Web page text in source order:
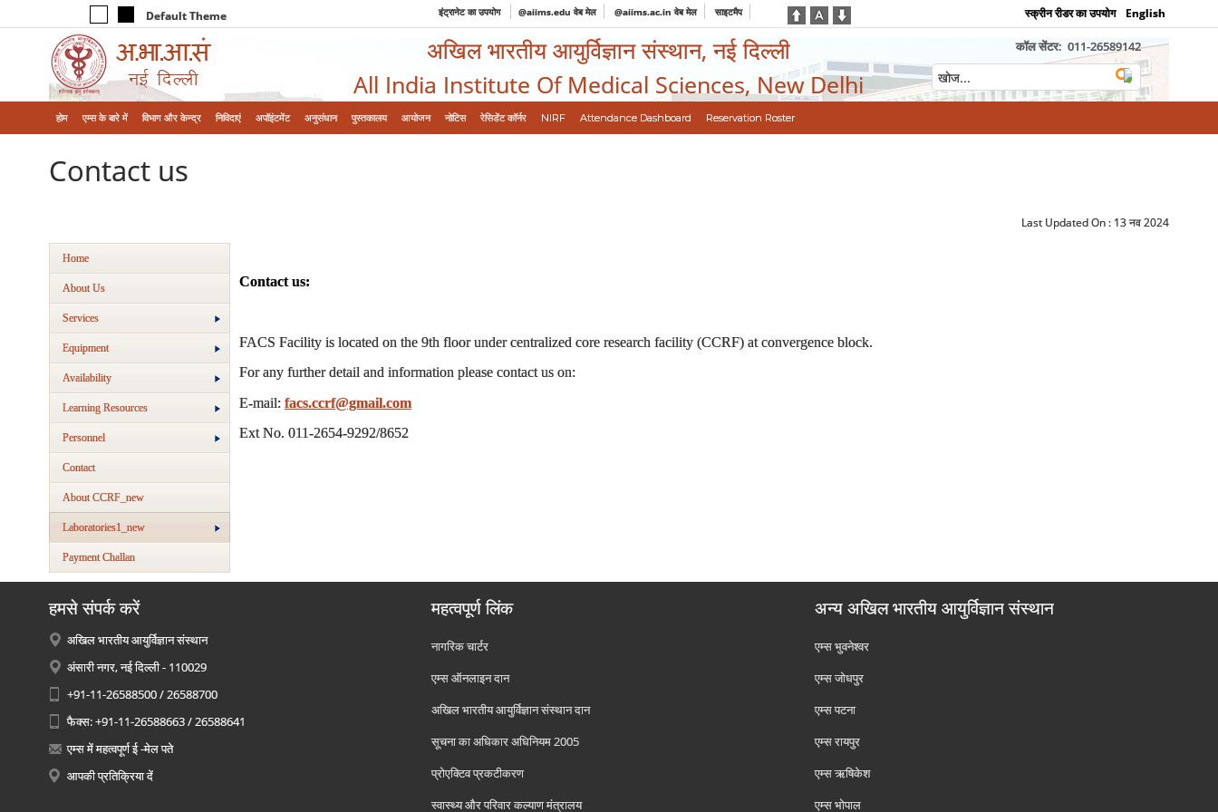
Default Theme इंट्रानेट का उपयोग @aiims.edu वेब मेल @aiims.ac.in वेब मेल साइटमैप स्क्रीन रीडर का उपयोग English
अखिल भारतीय आयुर्विज्ञान संस्थान, नई दिल्ली
All India Institute Of Medical Sciences, New Delhi
कॉल सेंटर: 011-26589142
होम एम्‍स के बारे में विभाग और केन्‍द्र निविदाएं अपॉइंटमेंट अनुसंधान पुस्तकालय आयोजन नोटिस रेसिडेंट कॉर्नर NIRF Attendance Dashboard Reservation Roster
Contact us
Last Updated On : 13 नव 2024
Home
About Us
Services
Equipment
Availability
Learning Resources
Personnel
Contact
About CCRF_new
Laboratories1_new
Payment Challan
Contact us:
FACS Facility is located on the 9th floor under centralized core research facility (CCRF) at convergence block.
For any further detail and information please contact us on:
E-mail: facs.ccrf@gmail.com
Ext No. 011-2654-9292/8652
हमसे संपर्क करें
अखिल भारतीय आयुर्विज्ञान संस्थान
अंसारी नगर, नई दिल्ली - 110029
+91-11-26588500 / 26588700
फैक्स: +91-11-26588663 / 26588641
एम्स में महत्वपूर्ण ई -मेल पते
आपकी प्रतिक्रिया दें
महत्वपूर्ण लिंक
नागरिक चार्टर
एम्स ऑनलाइन दान
अखिल भारतीय आयुर्विज्ञान संस्थान दान
सूचना का अधिकार अधिनियम 2005
प्रोएक्टिव प्रकटीकरण
स्वास्थ्य और परिवार कल्याण मंत्रालय
अन्य अखिल भारतीय आयुर्विज्ञान संस्थान
एम्‍स भुवनेश्वर
एम्‍स जोधपुर
एम्‍स पटना
एम्‍स रायपुर
एम्‍स ऋषिकेश
एम्‍स भोपाल